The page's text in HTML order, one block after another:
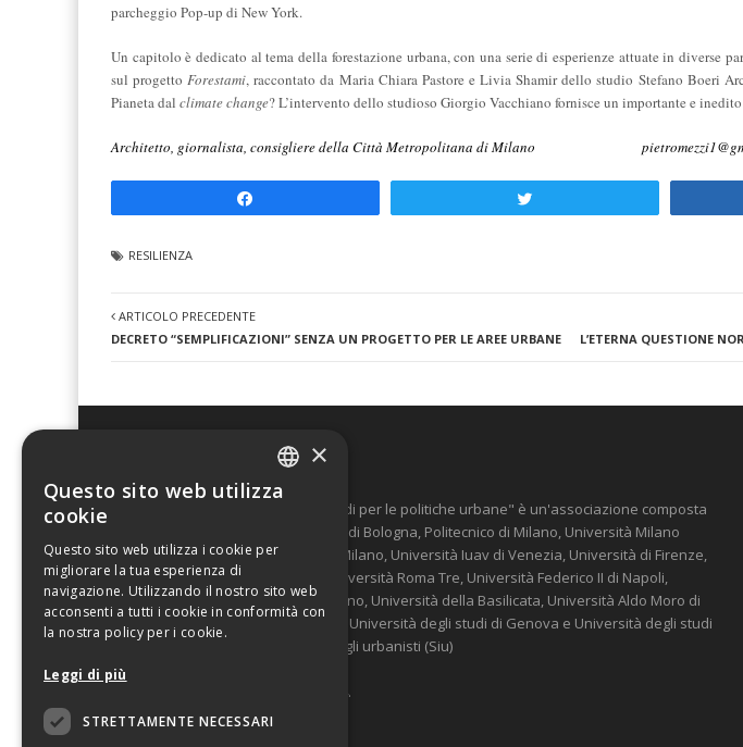
parcheggio Pop-up di New York.
Un capitolo è dedicato al tema della forestazione urbana, con una serie di esperienze attuate in diverse
sul progetto Forestami, raccontato da Maria Chiara Pastore e Livia Shamir dello studio Stefano Boeri
Pianeta dal climate change? L’intervento dello studioso Giorgio Vacchiano fornisce un importante e
Architetto, giornalista, consigliere della Città Metropolitana di Milano
RESILIENZA
ARTICOLO PRECEDENTE
DECRETO “SEMPLIFICAZIONI” SENZA UN PROGETTO PER LE AREE URBANE
L’ETERNA QUESTIONE
"Urban@it - Centro nazionale di studi per le politiche urbane" è un'associazione composta
da 16 Università italiane (Università di Bologna, Politecnico di Milano, Università Milano
Bicocca, Università Luigi Bocconi di Milano, Università Iuav di Venezia, Università di Firenze,
Università La Sapienza di Roma, Università Roma Tre, Università Federico II di Napoli,
Politecnico di Bari, Politecnico di Torino, Università della Basilicata, Università Aldo Moro di
Bari, il Gran Sasso Science institute, Università degli studi di Genova e Università degli studi
di Torino) e dalla Società Italiana degli urbanisti (Siu)
E’ stato costituito il 15 dicembre 2014.
ITALIAN
×
Questo sito web utilizza
cookie
Questo sito web utilizza i cookie per
migliorare la tua esperienza di
navigazione. Utilizzando il nostro sito web
acconsenti a tutti i cookie in conformità con
la nostra policy per i cookie.
Leggi di più
STRETTAMENTE NECESSARI